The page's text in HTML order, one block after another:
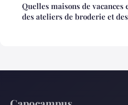
Quelles maisons de
des ateliers de broderie et